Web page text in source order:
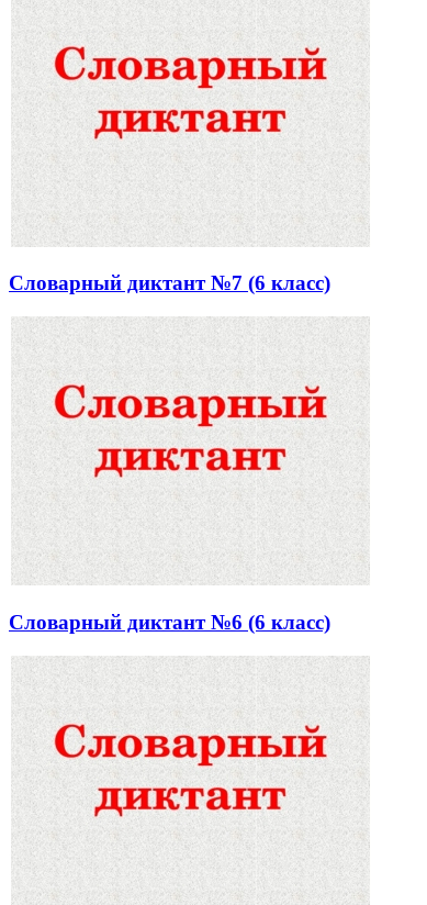
Словарный диктант №7 (6 класс)
Словарный диктант №6 (6 класс)